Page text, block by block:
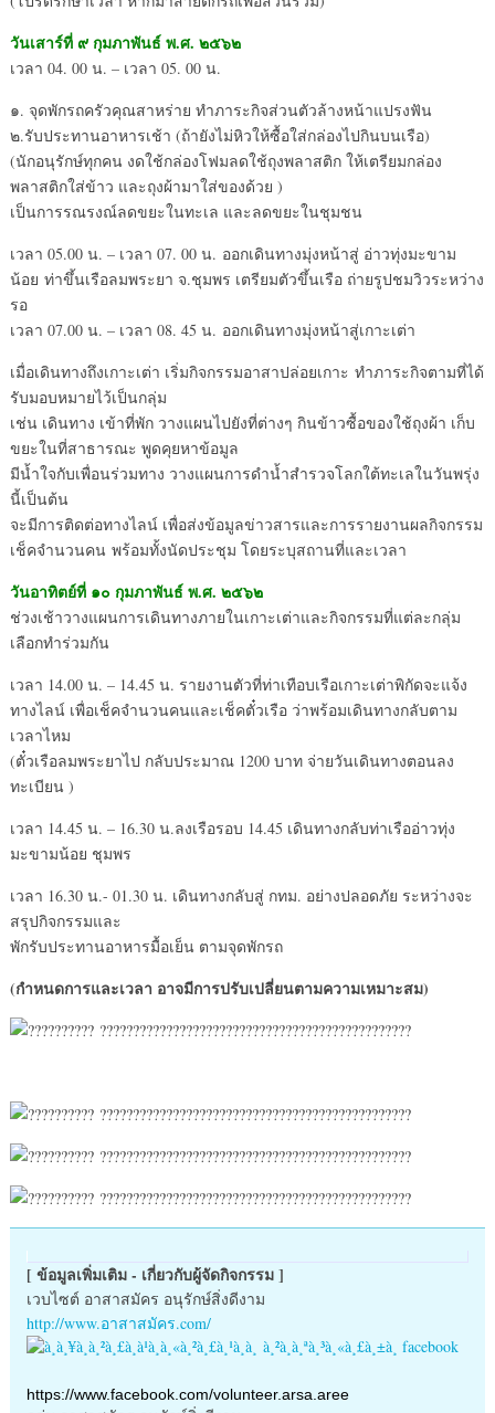
วันเสาร์ที่ ๙ กุมภาพันธ์ พ.ศ. ๒๕๖๒
เวลา 04. 00 น. – เวลา 05. 00 น.
๑. จุดพักรถครัวคุณสาหร่าย ทำภาระกิจส่วนตัวล้างหน้าแปรงฟัน
๒.รับประทานอาหารเช้า (ถ้ายังไม่หิวให้ซื้อใส่กล่องไปกินบนเรือ)
(นักอนุรักษ์ทุกคน งดใช้กล่องโฟมลดใช้ถุงพลาสติก ให้เตรียมกล่อง
พลาสติกใส่ข้าว และถุงผ้ามาใส่ของด้วย )
เป็นการรณรงณ์ลดขยะในทะเล และลดขยะในชุมชน
เวลา 05.00 น. – เวลา 07. 00 น. ออกเดินทางมุ่งหน้าสู่ อ่าวทุ่งมะขาม
น้อย ท่าขึ้นเรือลมพระยา จ.ชุมพร เตรียมตัวขึ้นเรือ ถ่ายรูปชมวิวระหว่าง
รอ
เวลา 07.00 น. – เวลา 08. 45 น. ออกเดินทางมุ่งหน้าสู่เกาะเต่า
เมื่อเดินทางถึงเกาะเต่า เริ่มกิจกรรมอาสาปล่อยเกาะ ทำภาระกิจตามที่ได้
รับมอบหมายไว้เป็นกลุ่ม
เช่น เดินทาง เข้าที่พัก วางแผนไปยังที่ต่างๆ กินข้าวซื้อของใช้ถุงผ้า เก็บ
ขยะในที่สาธารณะ พูดคุยหาข้อมูล
มีน้ำใจกับเพื่อนร่วมทาง วางแผนการดำน้ำสำรวจโลกใต้ทะเลในวันพรุ่ง
นี้เป็นต้น
จะมีการติดต่อทางไลน์ เพื่อส่งข้อมูลข่าวสารและการรายงานผลกิจกรรม
เช็คจำนวนคน พร้อมทั้งนัดประชุม โดยระบุสถานที่และเวลา
วันอาทิตย์ที่ ๑๐ กุมภาพันธ์ พ.ศ. ๒๕๖๒
ช่วงเช้าวางแผนการเดินทางภายในเกาะเต่าและกิจกรรมที่แต่ละกลุ่ม
เลือกทำร่วมกัน
เวลา 14.00 น. – 14.45 น. รายงานตัวที่ท่าเทือบเรือเกาะเต่าพิกัดจะแจ้ง
ทางไลน์ เพื่อเช็คจำนวนคนและเช็คตั๋วเรือ ว่าพร้อมเดินทางกลับตาม
เวลาไหม
(ตั๋วเรือลมพระยาไป กลับประมาณ 1200 บาท จ่ายวันเดินทางตอนลง
ทะเบียน )
เวลา 14.45 น. – 16.30 น.ลงเรือรอบ 14.45 เดินทางกลับท่าเรืออ่าวทุ่ง
มะขามน้อย ชุมพร
เวลา 16.30 น.- 01.30 น. เดินทางกลับสู่ กทม. อย่างปลอดภัย ระหว่างจะ
สรุปกิจกรรมและ
พักรับประทานอาหารมื้อเย็น ตามจุดพักรถ
(กำหนดการและเวลา อาจมีการปรับเปลี่ยนตามความเหมาะสม)
[ ข้อมูลเพิ่มเติม - เกี่ยวกับผู้จัดกิจกรรม ]
เวบไซต์ อาสาสมัคร อนุรักษ์สิ่งดีงาม
http://www.อาสาสมัคร.com/
https://www.facebook.com/volunteer.arsa.aree